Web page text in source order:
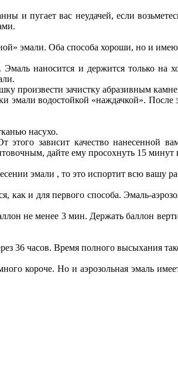
и пугает вас неудачей, если
эмали. Оба способа хороши, но и
наносится и держится только на
произвести зачистку абразивным
эмали водостойкой «наждачкой». После
насухо.
этого зависит качество нанесенной
дайте ему просохнуть 15 минут
эмали , то это испортит всю вашу
как и для первого способа. Эмаль-
не менее 3 мин. Держать баллон
36 часов. Время полного высыхания
короче. Но и аэрозольная эмаль